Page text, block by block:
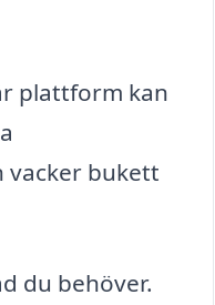
plattform kan
vacker bukett
du behöver.